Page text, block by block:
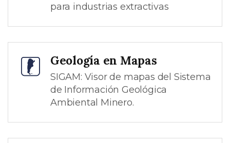
para industrias extractivas
Geología en Mapas
SIGAM: Visor de mapas del Sistema
de Información Geológica
Ambiental Minero.